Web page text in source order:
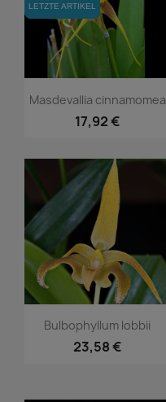
LETZTE ARTIKEL
LETZTE ARTIKEL
Vorschau
Masdevallia cinnamomea
17,92 €
Vorschau
Bulbophyllum lobbii
23,58 €